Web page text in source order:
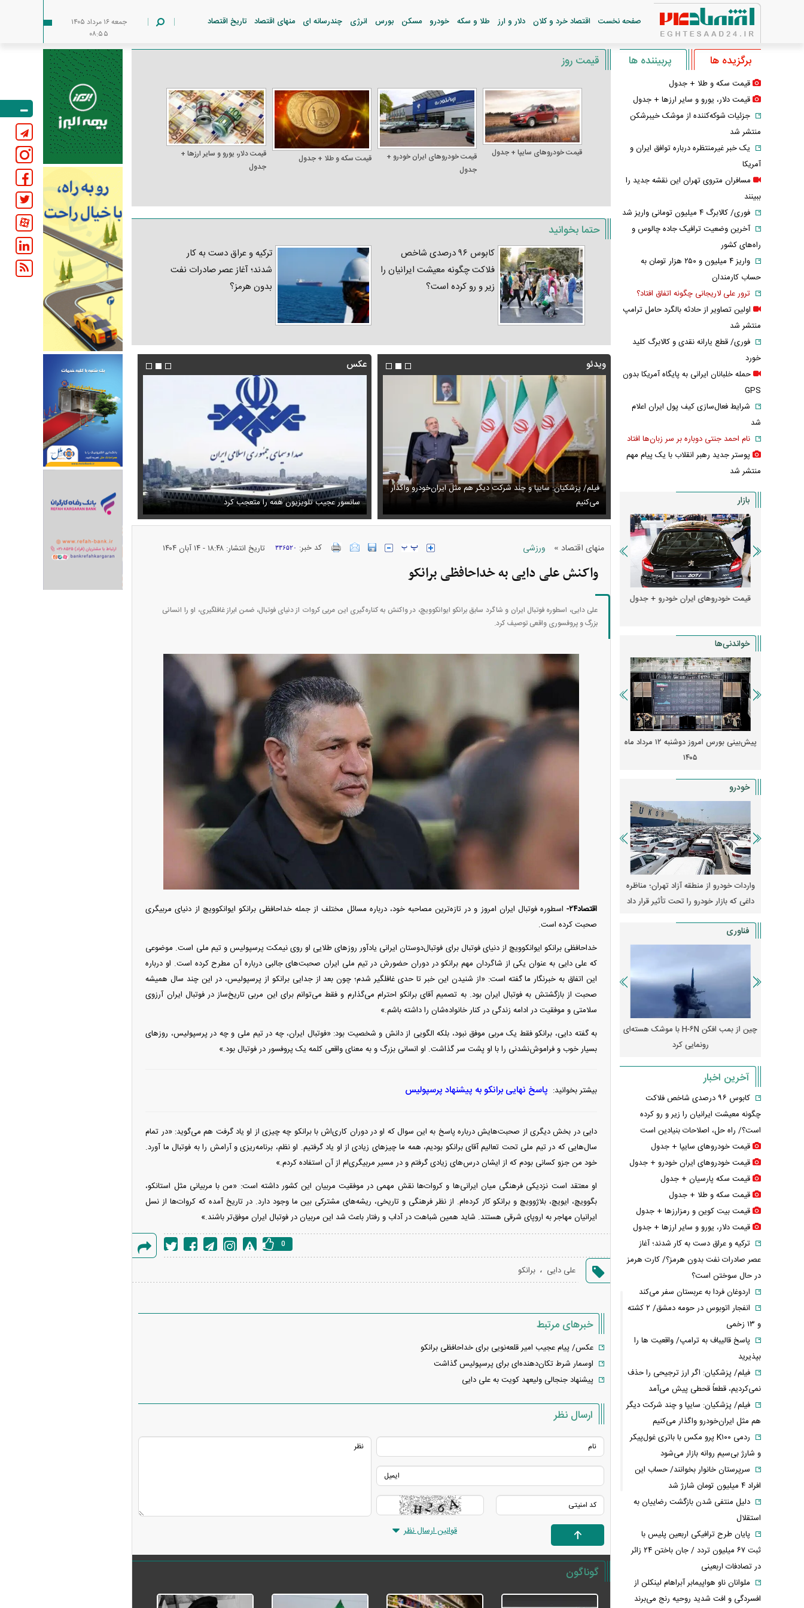
صفحه نخست اقتصاد خرد و کلان دلار و ارز طلا و سکه خودرو مسکن بورس انرژی چندرسانه ای منهای اقتصاد تاریخ اقتصاد
جمعه ۱۶ مرداد ۱۴۰۵
۰۸:۵۵
قیمت روز
قیمت خودرو‌های سایپا + جدول
قیمت خودرو‌های ایران خودرو +
جدول
قیمت سکه و طلا + جدول
قیمت دلار، یورو و سایر ارز‌ها +
جدول
حتما بخوانید
کابوس ۹۶ درصدی شاخص
فلاکت چگونه معیشت ایرانیان را
زیر و رو کرده است؟
ترکیه و عراق دست به کار
شدند؛ آغاز عصر صادرات نفت
بدون هرمز؟
ویدئو
فیلم/ پزشکیان: سایپا و چند شرکت دیگر هم مثل ایران‌خودرو واگذار
می‌کنیم
حمله خلبانان ایرانی به پایگاه آمریکا بدون GPS
فیلم/ پزشکیان: اگر ارز ترجیحی را حذف
پیش می‌آمد
عکس
جدید صابر ابر در فضای مجازی پربازدید شد عکس دیده‌نشده ظل‌السلطنه نوه ناصرالدین شاه در لباس دامادی سانسور عجیب تلویزیون همه را متعجب کرد استایل جدید صابر ابر در فضای مجازی
منهای اقتصاد » ورزشی کد خبر: ۳۳۶۵۲۰ تاریخ انتشار: ۱۸:۴۸ - ۱۴ آبان ۱۴۰۴
واکنش علی دایی به خداحافظی برانکو
علی دایی، اسطوره فوتبال ایران و شاگرد سابق برانکو ایوانکوویچ، در واکنش به کناره‌گیری این مربی کروات از دنیای فوتبال، ضمن ابراز غافلگیری، او را انسانی
بزرگ و پروفسوری واقعی توصیف کرد.
اقتصاد۲۴-
اسطوره فوتبال ایران امروز و در تازه‌ترین مصاحبه خود، درباره مسائل مختلف از جمله خداحافظی برانکو ایوانکوویچ از دنیای مربیگری
صحبت کرده است.
خداحافظی برانکو ایوانکوویچ از دنیای فوتبال برای فوتبال‌دوستان ایرانی یادآور روز‌های طلایی او روی نیمکت پرسپولیس و تیم ملی است. موضوعی
که علی دایی به عنوان یکی از شاگردان مهم برانکو در دوران حضورش در تیم ملی ایران صحبت‌های جالبی درباره آن مطرح کرده است. او درباره
این اتفاق به خبرنگار ما گفته است: «از شنیدن این خبر تا حدی غافلگیر شدم؛ چون بعد از جدایی برانکو از پرسپولیس، در این چند سال همیشه
صحبت از بازگشتش به فوتبال ایران بود. به تصمیم آقای برانکو احترام می‌گذارم و فقط می‌توانم برای این مربی تاریخ‌ساز در فوتبال ایران آرزوی
سلامتی و موفقیت در ادامه زندگی در کنار خانواده‌شان را داشته باشم.»
به گفته دایی، برانکو فقط یک مربی موفق نبود، بلکه الگویی از دانش و شخصیت بود: «فوتبال ایران، چه در تیم ملی و چه در پرسپولیس، روز‌های
بسیار خوب و فراموش‌نشدنی را با او پشت سر گذاشت. او انسانی بزرگ و به معنای واقعی کلمه یک پروفسور در فوتبال بود.»
بیشتر بخوانید: پاسخ نهایی برانکو به پیشنهاد پرسپولیس
دایی در بخش دیگری از صحبت‌هایش درباره پاسخ به این سوال که او در دوران کاری‌اش با برانکو چه چیزی از او یاد گرفت هم می‌گوید: «در تمام
سال‌هایی که در تیم ملی تحت تعالیم آقای برانکو بودیم، همه ما چیز‌های زیادی از او یاد گرفتیم. او نظم، برنامه‌ریزی و آرامش را به فوتبال ما آورد.
خود من جزو کسانی بودم که از ایشان درس‌های زیادی گرفتم و در مسیر مربیگری‌ام از آن استفاده کردم.»
او معتقد است نزدیکی فرهنگی میان ایرانی‌ها و کروات‌ها نقش مهمی در موفقیت مربیان این کشور داشته است: «من با مربیانی مثل استانکو،
بگوویچ، ایویچ، بلاژوویچ و برانکو کار کرده‌ام. از نظر فرهنگی و تاریخی، ریشه‌های مشترکی بین ما وجود دارد. در تاریخ آمده که کروات‌ها از نسل
ایرانیان مهاجر به اروپای شرقی هستند. شاید همین شباهت در آداب و رفتار باعث شد این مربیان در فوتبال ایران موفق‌تر باشند.»
گزارش
0
علی دایی ، برانکو
خبرهای مرتبط
عکس/ پیام عجیب امیر قلعه‌نویی برای خداحافظی برانکو
اوسمار شرط تکان‌دهنده‌ای برای پرسپولیس گذاشت
پیشنهاد جنجالی ولیعهد کویت به علی دایی
ارسال نظر
قوانین ارسال نظر
گوناگون
برگزیده ها پربیننده ها
قیمت سکه و طلا + جدول
قیمت دلار، یورو و سایر ارز‌ها + جدول
جزئیات شوکه‌کننده از موشک خیبرشکن
منتشر شد
یک خبر غیرمنتظره درباره توافق ایران و
آمریکا
مسافران متروی تهران این نقشه جدید را
ببینند
فوری/ کالابرگ ۴ میلیون تومانی واریز شد
آخرین وضعیت ترافیک جاده چالوس و
راه‌های کشور
واریز ۴ میلیون و ۲۵۰ هزار تومان به
حساب کارمندان
ترور علی لاریجانی چگونه اتفاق افتاد؟
اولین تصاویر از حادثه بالگرد حامل ترامپ
منتشر شد
فوری/ قطع یارانه نقدی و کالابرگ کلید
خورد
حمله خلبانان ایرانی به پایگاه آمریکا بدون
GPS
شرایط فعال‌سازی کیف پول ایران اعلام
شد
نام احمد جنتی دوباره بر سر زبان‌ها افتاد
پوستر جدید رهبر انقلاب با یک پیام مهم
منتشر شد
بازار
قیمت خودرو‌های ایران خودرو + جدول قیمت خودرو‌های ایران خودرو + جدول
خواندنی‌ها
پیش‌بینی بورس امروز دوشنبه ۱۲ مرداد ماه
۱۴۰۵
زنگ خطر انباشت نیاز در بازار مسکن؛ فنر
قیمت‌ها فشرده شده
کارنامه مردود محسن پاک‌ نژاد؛ از افت شدید
درآمد ارزی تا بازی با عزل و نصب‌ها
پیش‌بینی بورس امروز دوشنبه ۱۲ مرداد ماه
۱۴۰۵
خودرو
واردات خودرو از منطقه آزاد تهران؛ مناظره
داغی که بازار خودرو را تحت تأثیر قرار داد
هجوم خودروسازان چینی به اروپا؛ آیا
واردات خودرو از منطقه آزاد تهران؛ مناظره
فناوری
چین از بمب افکن H-۶N با موشک هسته‌ای
رونمایی کرد
پهپاد رهگیر یا موشک پدافند؛ قدرت تهدید
کدامیک بیشتر است؟
رونمایی از پوکو M ۸ پاور با باتری ۸۰۰۰
میلی‌آمپرساعتی
چین از بمب افکن H-۶N با موشک هسته‌ای
رونمایی کرد
آخرین اخبار
کابوس ۹۶ درصدی شاخص فلاکت
چگونه معیشت ایرانیان را زیر و رو کرده
است؟/ راه حل، اصلاحات بنیادین است
قیمت خودرو‌های سایپا + جدول
قیمت خودرو‌های ایران خودرو + جدول
قیمت سکه پارسیان + جدول
قیمت سکه و طلا + جدول
قیمت بیت کوین و رمزارز‌ها + جدول
قیمت دلار، یورو و سایر ارز‌ها + جدول
ترکیه و عراق دست به کار شدند؛ آغاز
عصر صادرات نفت بدون هرمز؟/ کارت هرمز
در حال سوختن است؟
اردوغان فردا به عربستان سفر می‌کند
انفجار اتوبوس در حومه دمشق/ ۲ کشته
و ۱۳ زخمی
پاسخ قالیباف به ترامپ/ واقعیت ها را
بپذیرید
فیلم/ پزشکیان: اگر ارز ترجیحی را حذف
نمی‌کردیم، قطعاً قحطی پیش می‌آمد
فیلم/ پزشکیان: سایپا و چند شرکت دیگر
هم مثل ایران‌خودرو واگذار می‌کنیم
ردمی K۱۰۰ پرو مکس با باتری غول‌پیکر
و شارژ بی‌سیم روانه بازار می‌شود
سرپرستان خانوار بخوانند/ حساب این
افراد ۴ میلیون تومان شارژ شد
دلیل منتفی شدن بازگشت رضاییان به
استقلال
پایان طرح ترافیکی اربعین پلیس با
ثبت ۶۷ میلیون تردد / جان باختن ۲۴ زائر
در تصادفات اربعینی
ملوانان ناو هواپیمابر آبراهام لینکلن از
افسردگی و افت شدید روحیه رنج می‌برند